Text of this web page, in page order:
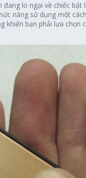
lo ngại về chiếc
năng sử dụng một
bạn phải lựa chọn